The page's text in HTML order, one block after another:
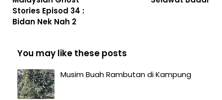
Stories Episod 34 :
Bidan Nek Nah 2
You may like these posts
Musim Buah Rambutan di Kampung